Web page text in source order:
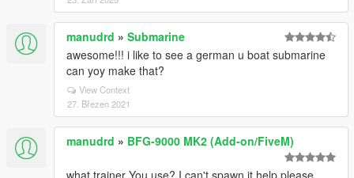
manudrd » Submarine
awesome!!! i like to see a german u boat submarine
can yoy make that?
View Context
27. Březen 2021
manudrd » BFG-9000 MK2 (Add-on/FiveM)
what trainer You use? I can't spawn it help please